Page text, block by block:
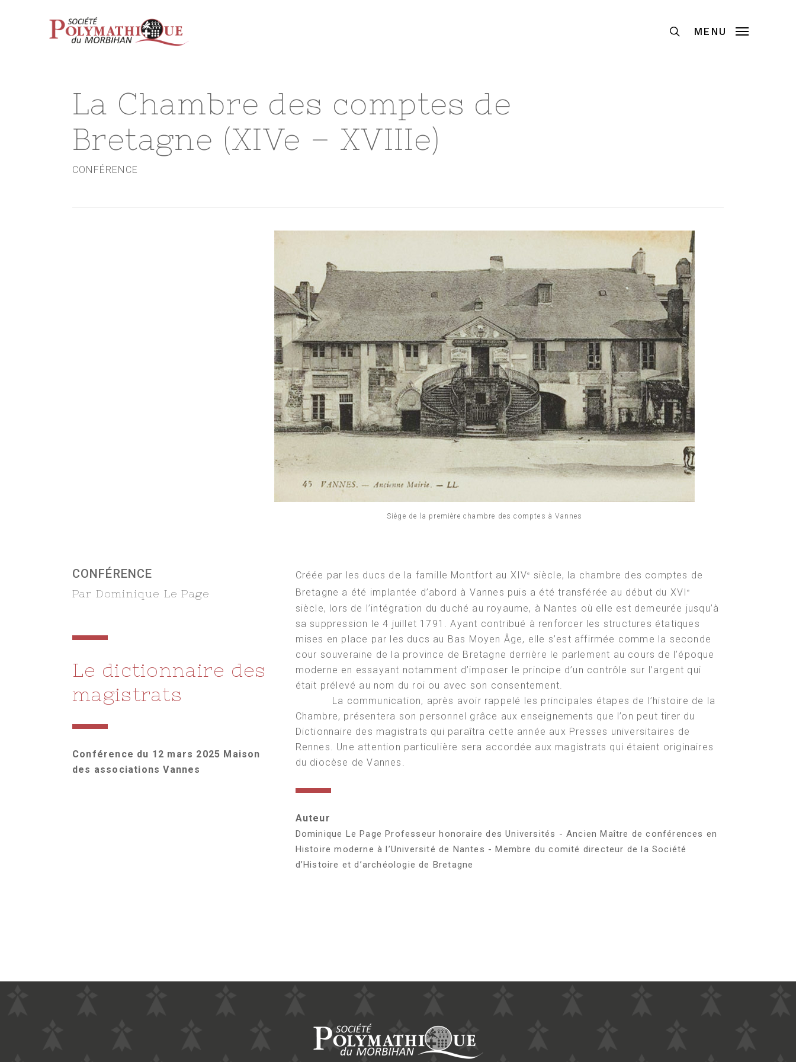
Recherche
MENU
La Chambre des comptes de
Bretagne (XIVe – XVIIIe)
CONFÉRENCE
Siège de la première chambre des comptes à Vannes
CONFÉRENCE
Par Dominique Le Page
Le dictionnaire des
magistrats
Conférence du 12 mars 2025 Maison
des associations Vannes
Créée par les ducs de la famille Montfort au XIVe
siècle, la chambre des comptes de
Bretagne a été implantée d’abord à Vannes puis a été transférée au début du XVIe
siècle, lors de l’intégration du duché au royaume, à Nantes où elle est demeurée jusqu’à
sa suppression le 4 juillet 1791. Ayant contribué à renforcer les structures étatiques
mises en place par les ducs au Bas Moyen Âge, elle s’est affirmée comme la seconde
cour souveraine de la province de Bretagne derrière le parlement au cours de l’époque
moderne en essayant notamment d’imposer le principe d’un contrôle sur l’argent qui
était prélevé au nom du roi ou avec son consentement.
La communication, après avoir rappelé les principales étapes de l’histoire de la
Chambre, présentera son personnel grâce aux enseignements que l’on peut tirer du
Dictionnaire des magistrats qui paraîtra cette année aux Presses universitaires de
Rennes. Une attention particulière sera accordée aux magistrats qui étaient originaires
du diocèse de Vannes.
Auteur
Dominique Le Page Professeur honoraire des Universités - Ancien Maître de conférences en
Histoire moderne à l’Université de Nantes - Membre du comité directeur de la Société
d’Histoire et d’archéologie de Bretagne